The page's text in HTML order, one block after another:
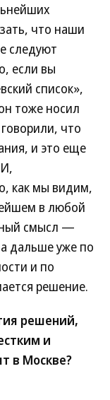
что наши
следуют
если вы
список»,
тоже носил
что
и это еще
как мы видим,
в любой
смысл —
дальше уже по
и по
решение.
решений,
и
в Москве?